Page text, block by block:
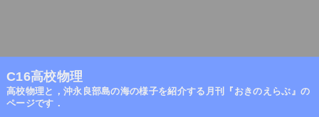
C16高校物理
高校物理と，沖永良部島の海の様子を紹介する月刊『おきのえらぶ』の
ページです．